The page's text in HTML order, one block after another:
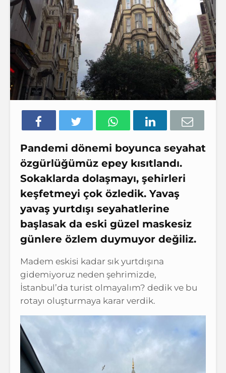
Pandemi dönemi boyunca seyahat
özgürlüğümüz epey kısıtlandı.
Sokaklarda dolaşmayı, şehirleri
keşfetmeyi çok özledik. Yavaş
yavaş yurtdışı seyahatlerine
başlasak da eski güzel maskesiz
günlere özlem duymuyor değiliz.
Madem eskisi kadar sık yurtdışına
gidemiyoruz neden şehrimizde,
İstanbul’da turist olmayalım? dedik ve bu
rotayı oluşturmaya karar verdik.